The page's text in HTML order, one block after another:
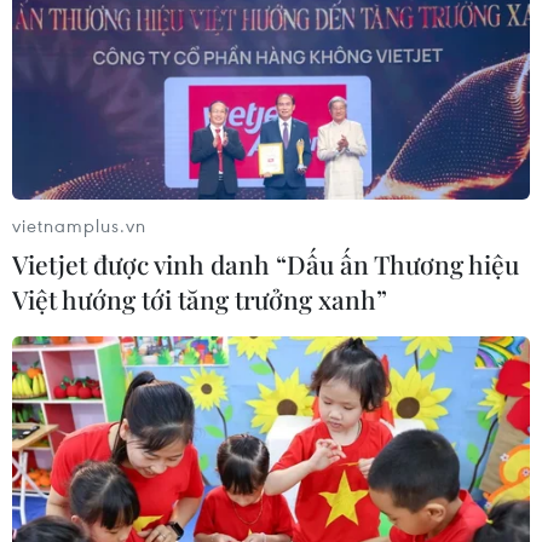
TIN CÙNG CHUYÊN MỤC
Công suất lọc dầu thu hẹp, giá xăng
Mỹ đối mặt áp lực tăng
09/08/2026 09:43
vietnamplus.vn
Vietjet được vinh danh “Dấu ấn Thương hiệu
Việt hướng tới tăng trưởng xanh”